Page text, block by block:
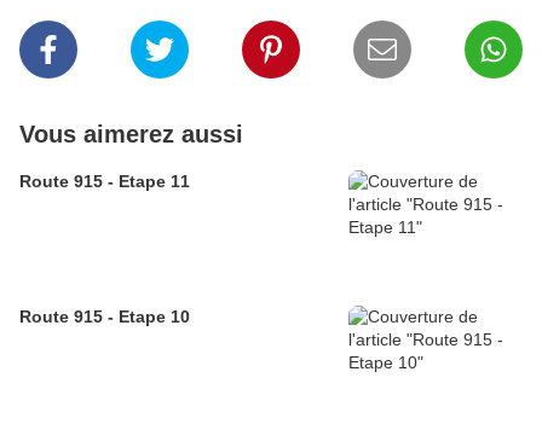
Vous aimerez aussi
Route 915 - Etape 11
Route 915 - Etape 10